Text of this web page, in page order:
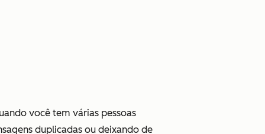
você tem várias pessoas
duplicadas ou deixando de